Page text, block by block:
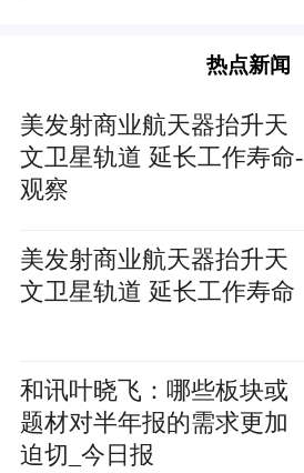
热点新闻
美发射商业航天器抬升天
文卫星轨道 延长工作寿命-
观察
美发射商业航天器抬升天
文卫星轨道 延长工作寿命
和讯叶晓飞：哪些板块或
题材对半年报的需求更加
迫切_今日报